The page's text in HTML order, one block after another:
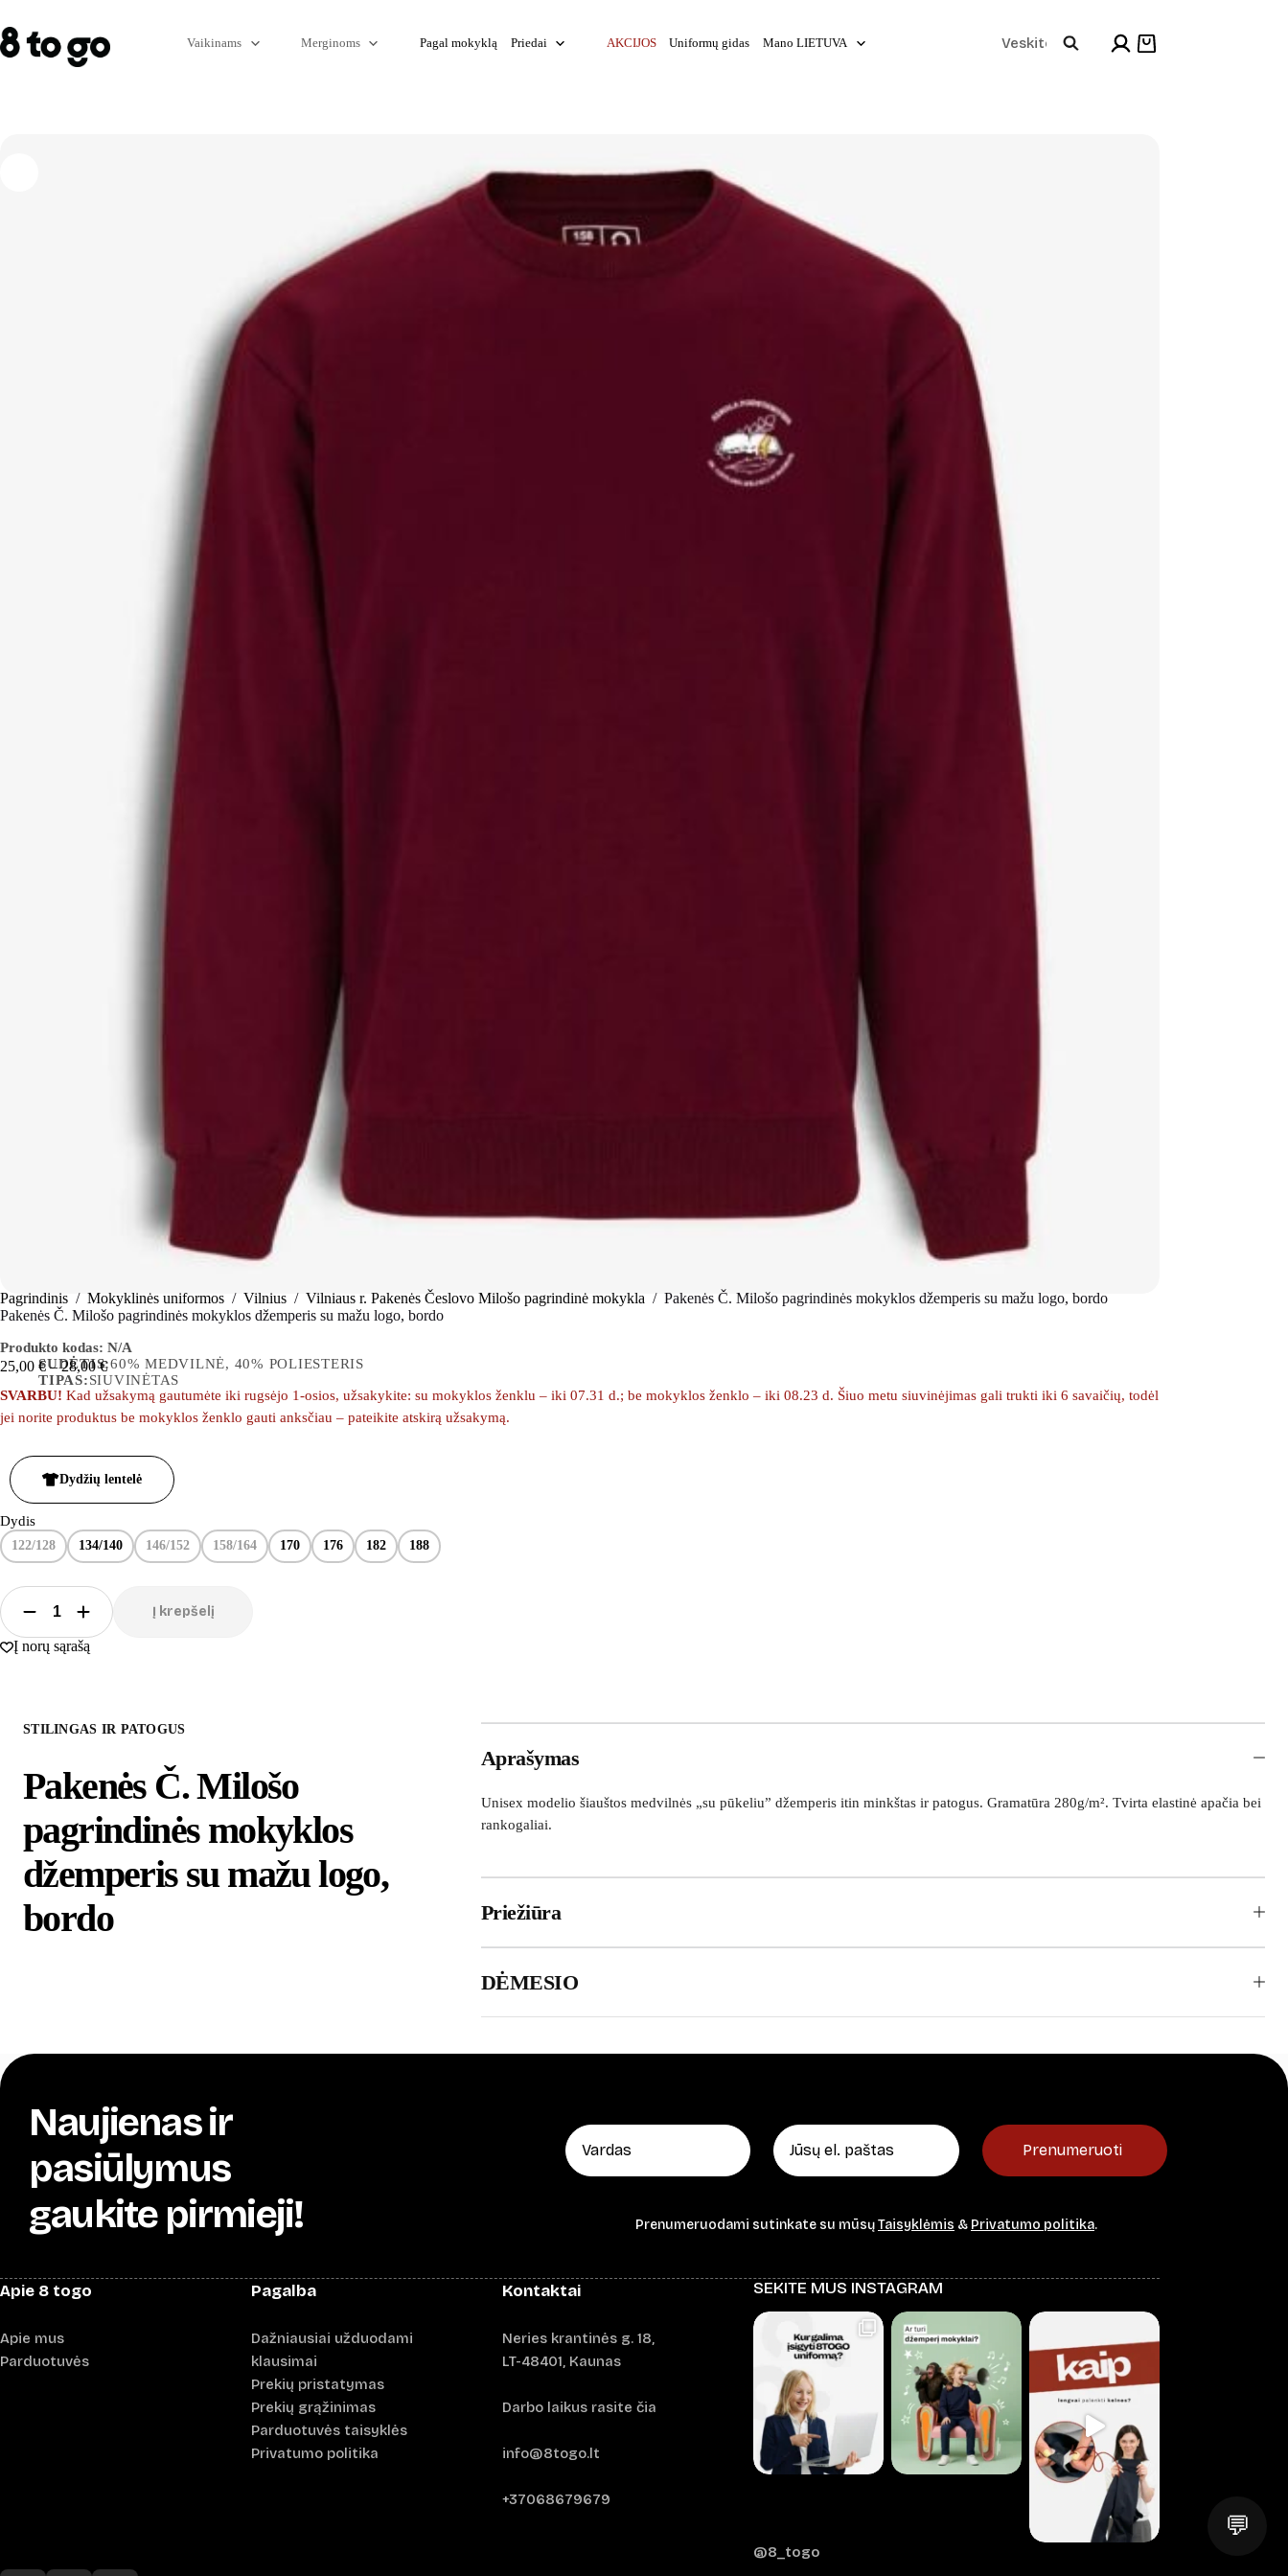
Vaikinams Merginoms Pagal mokyklą Priedai AKCIJOS Uniformų gidas Mano LIETUVA
Pagrindinis / Mokyklinės uniformos / Vilnius / Vilniaus r. Pake­nės Čes­lovo Milošo pag­rin­dinė mokykla / Pakenės Č. Milošo pagrindinės mokyklos džemperis su mažu logo, bordo
Pakenės Č. Milošo pagrindinės mokyklos džemperis su mažu logo, bordo
Produkto kodas: N/A
SUDĖTIS:60% MEDVILNĖ, 40% POLIESTERIS
TIPAS:SIUVINĖTAS
25,00 € – 28,00€
SVARBU! Kad užsakymą gautumėte iki rugsėjo 1-osios, užsakykite: su mokyklos ženklu – iki 07.31 d.; be mokyklos ženklo – iki 08.23 d. Šiuo metu siuvinėjimas gali trukti iki 6 savaičių, todėl
jei norite produktus be mokyklos ženklo gauti anksčiau – pateikite atskirą užsakymą.
Dydžių lentelė
Dydis
122/128 134/140 146/152 158/164 170 176 182 188
Į krepšelį
Į norų sąrašą
STILINGAS IR PATOGUS
Pakenės Č. Milošo
pagrindinės mokyklos
džemperis su mažu logo,
bordo
Aprašymas
Unisex modelio šiauštos medvilnės „su pūkeliu” džemperis itin minkštas ir patogus. Gramatūra 280g/m². Tvirta elastinė apačia bei
rankogaliai.
Priežiūra
DĖMESIO
Naujienas ir
pasiūlymus
gaukite pirmieji!
Prenumeruoti
Prenumeruodami sutinkate su mūsųTaisyklėmis & Privatumo politika.
Apie 8 togo
Apie mus
Parduotuvės
Pagalba
Dažniausiai užduodami
klausimai
Prekių pristatymas
Prekių grąžinimas
Parduotuvės taisyklės
Privatumo politika
Kontaktai
Neries krantinės g. 18,
LT-48401, Kaunas
Darbo laikus rasite čia
info@8togo.lt
+37068679679
SEKITE MUS INSTAGRAM
@8_togo
💬